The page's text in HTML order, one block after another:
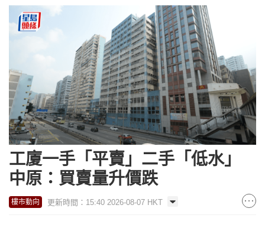
工廈一手「平賣」二手「低水」
中原：買賣量升價跌
樓市動向 更新時間：15:40 2026-08-07 HKT